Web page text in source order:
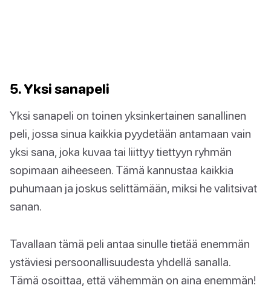
5. Yksi sanapeli
Yksi sanapeli on toinen yksinkertainen sanallinen
peli, jossa sinua kaikkia pyydetään antamaan vain
yksi sana, joka kuvaa tai liittyy tiettyyn ryhmän
sopimaan aiheeseen. Tämä kannustaa kaikkia
puhumaan ja joskus selittämään, miksi he valitsivat
sanan.
Tavallaan tämä peli antaa sinulle tietää enemmän
ystäviesi persoonallisuudesta yhdellä sanalla.
Tämä osoittaa, että vähemmän on aina enemmän!